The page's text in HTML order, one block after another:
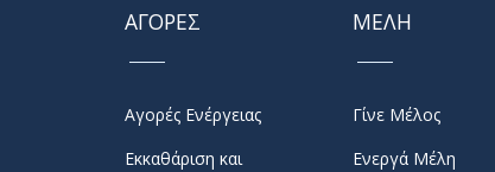
ΑΓΟΡΕΣ
Αγορές Ενέργειας
Εκκαθάριση και
ΜΕΛΗ
Γίνε Μέλος
Ενεργά Μέλη